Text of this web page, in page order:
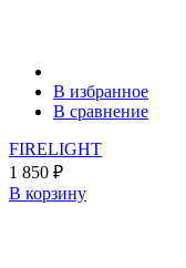
В избранное
В сравнение
FIRELIGHT
1 850 ₽
В корзину